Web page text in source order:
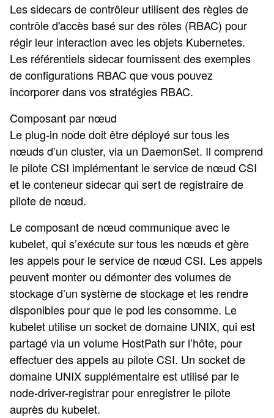
Les sidecars de contrôleur utilisent des règles de
contrôle d'accès basé sur des rôles (RBAC) pour
régir leur interaction avec les objets Kubernetes.
Les référentiels sidecar fournissent des exemples
de configurations RBAC que vous pouvez
incorporer dans vos stratégies RBAC.
Composant par nœud
Le plug-in node doit être déployé sur tous les
nœuds d’un cluster, via un DaemonSet. Il comprend
le pilote CSI implémentant le service de nœud CSI
et le conteneur sidecar qui sert de registraire de
pilote de nœud.
Le composant de nœud communique avec le
kubelet, qui s’exécute sur tous les nœuds et gère
les appels pour le service de nœud CSI. Les appels
peuvent monter ou démonter des volumes de
stockage d’un système de stockage et les rendre
disponibles pour que le pod les consomme. Le
kubelet utilise un socket de domaine UNIX, qui est
partagé via un volume HostPath sur l’hôte, pour
effectuer des appels au pilote CSI. Un socket de
domaine UNIX supplémentaire est utilisé par le
node-driver-registrar pour enregistrer le pilote
auprès du kubelet.